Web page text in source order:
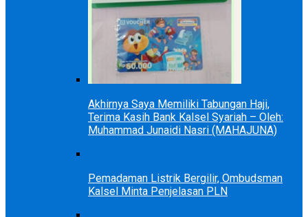
Akhirnya Saya Memiliki Tabungan Haji,
Terima Kasih Bank Kalsel Syariah – Oleh:
Muhammad Junaidi Nasri (MAHAJUNA)
Pemadaman Listrik Bergilir, Ombudsman
Kalsel Minta Penjelasan PLN